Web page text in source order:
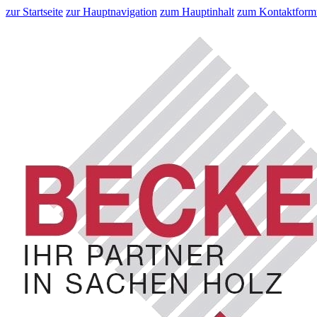
zur Startseite zur Hauptnavigation zum Hauptinhalt zum